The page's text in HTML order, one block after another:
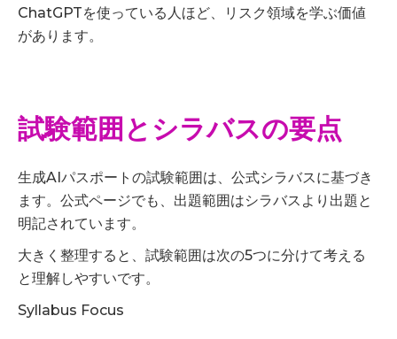
ChatGPTを使っている人ほど、リスク領域を学ぶ価値
があります。
試験範囲とシラバスの要点
生成AIパスポートの試験範囲は、公式シラバスに基づき
ます。公式ページでも、出題範囲はシラバスより出題と
明記されています。
大きく整理すると、試験範囲は次の5つに分けて考える
と理解しやすいです。
Syllabus Focus